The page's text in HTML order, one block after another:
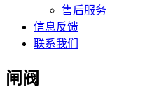
售后服务
信息反馈
联系我们
闸阀